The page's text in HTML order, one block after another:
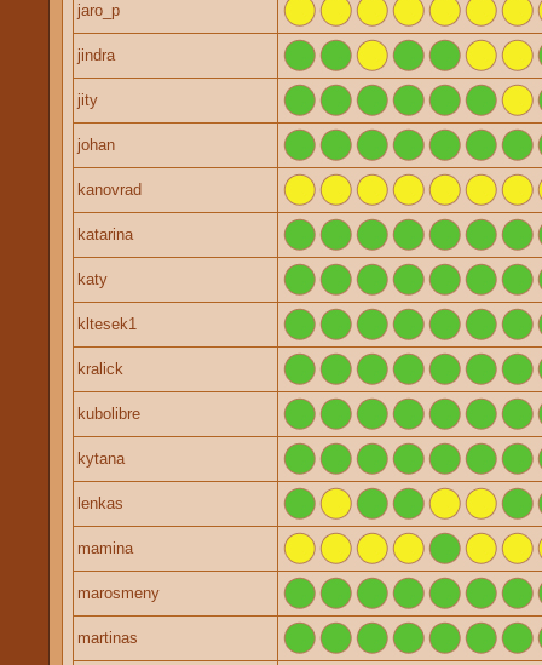
jaro_p
jindra
jity
johan
kanovrad
katarina
katy
kltesek1
kralick
kubolibre
kytana
lenkas
mamina
marosmeny
martinas